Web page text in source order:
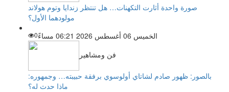
صورة واحدة أثارت التكهنات… هل تنتظر زندايا وتوم هولاند
مولودهما الأول؟
الخميس 06 أغسطس 2026 06:21 مساءً
0
فن ومشاهير
بالصور: ظهور صادم لشاتاي أولوسوي برفقة حبيبته… وجمهوره:
ماذا حدث له؟